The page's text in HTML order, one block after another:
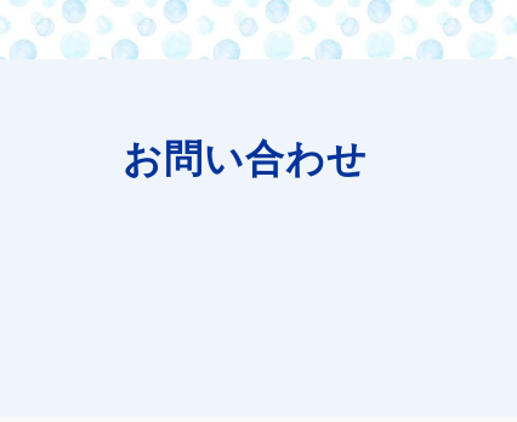
お問い合わせ